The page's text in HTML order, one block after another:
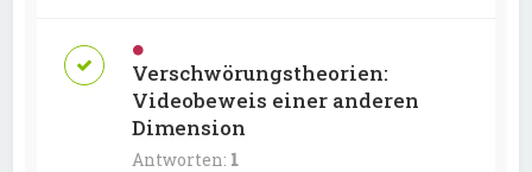
Verschwörungstheorien:
Videobeweis einer anderen
Dimension
Antworten: 1